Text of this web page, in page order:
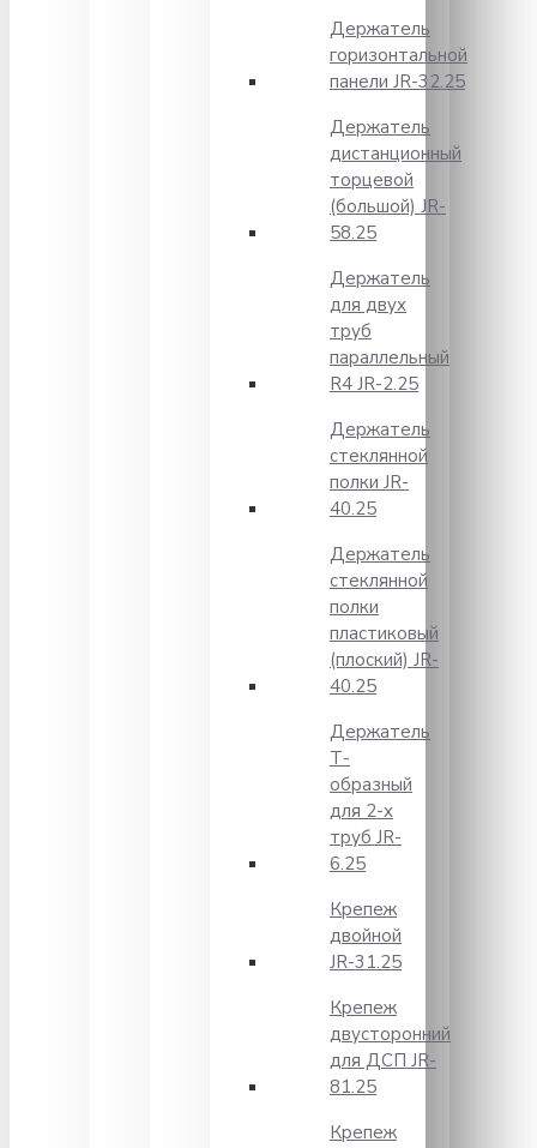
Держатель
горизонтальной
панели JR-32.25
Держатель
дистанционный
торцевой
(большой) JR-
58.25
Держатель
для двух
труб
параллельный
R4 JR-2.25
Держатель
стеклянной
полки JR-
40.25
Держатель
стеклянной
полки
пластиковый
(плоский) JR-
40.25
Держатель
Т-
образный
для 2-х
труб JR-
6.25
Крепеж
двойной
JR-31.25
Крепеж
двусторонний
для ДСП JR-
81.25
Крепеж